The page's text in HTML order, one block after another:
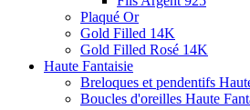
Plaqué Or
Gold Filled 14K
Gold Filled Rosé 14K
Haute Fantaisie
Breloques et pendentifs
Boucles d'oreilles Haute